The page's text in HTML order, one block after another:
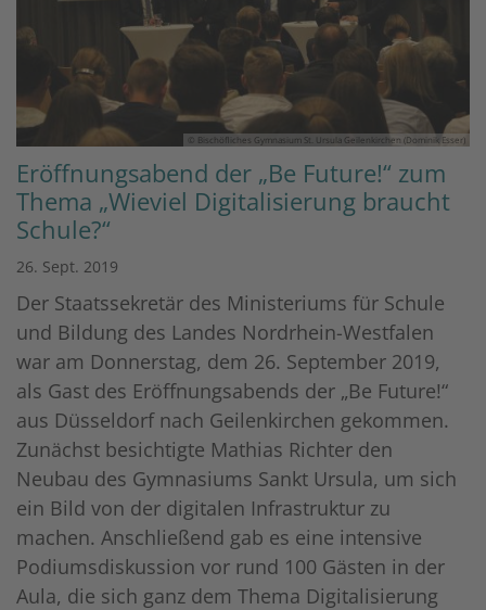
© Bischöfliches Gymnasium St. Ursula Geilenkirchen (Dominik Esser)
Eröffnungsabend der „Be Future!“ zum
Thema „Wieviel Digitalisierung braucht
Schule?“
26. Sept. 2019
Der Staatssekretär des Ministeriums für Schule
und Bildung des Landes Nordrhein-Westfalen
war am Donnerstag, dem 26. September 2019,
als Gast des Eröffnungsabends der „Be Future!“
aus Düsseldorf nach Geilenkirchen gekommen.
Zunächst besichtigte Mathias Richter den
Neubau des Gymnasiums Sankt Ursula, um sich
ein Bild von der digitalen Infrastruktur zu
machen. Anschließend gab es eine intensive
Podiumsdiskussion vor rund 100 Gästen in der
Aula, die sich ganz dem Thema Digitalisierung